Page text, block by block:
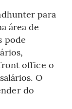
para
área de
pode
office o
O
do